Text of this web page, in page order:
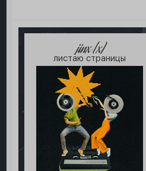
jinx [x]
листаю страницы